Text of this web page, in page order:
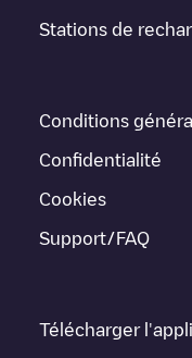
AmsterdamShell
Si ce chargeur
chargeurs dans
telles que
elles sont proches et se
Stations de
Conditions
Confidentialité
Cookies
Support/FAQ
Télécharger